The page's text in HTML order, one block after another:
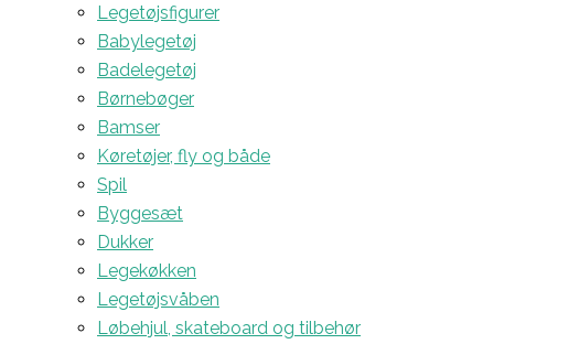
Legetøjsfigurer
Babylegetøj
Badelegetøj
Børnebøger
Bamser
Køretøjer, fly og både
Spil
Byggesæt
Dukker
Legekøkken
Legetøjsvåben
Løbehjul, skateboard og tilbehør